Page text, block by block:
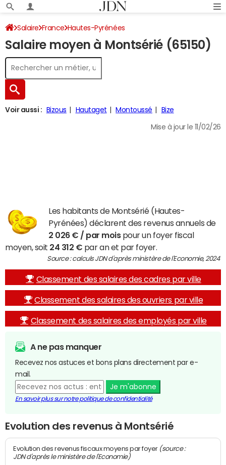
Salaire France Hautes-Pyrénées
Salaire moyen à Montsérié (65150)
Voir aussi : Bizous Hautaget Montoussé Bize
Mise à jour le 11/02/26
Les habitants de Montsérié (Hautes-
Pyrénées) déclarent des revenus annuels de
2 026 € / par moispour un foyer fiscal
moyen, soit 24 312 € par an et par foyer.
Source : calculs JDN d'après ministère de l'Economie, 2024
Classement des salaires des cadres par ville
Classement des salaires des ouvriers par ville
Classement des salaires des employés par ville
A ne pas manquer
Recevez nos astuces et bons plans directement par e-
mail.
Je m'abonne
En savoir plus sur notre politique de confidentialité
Evolution des revenus à Montsérié
Evolution des revenus fiscaux moyens par foyer (source :
JDN d'après le ministère de l'Economie)